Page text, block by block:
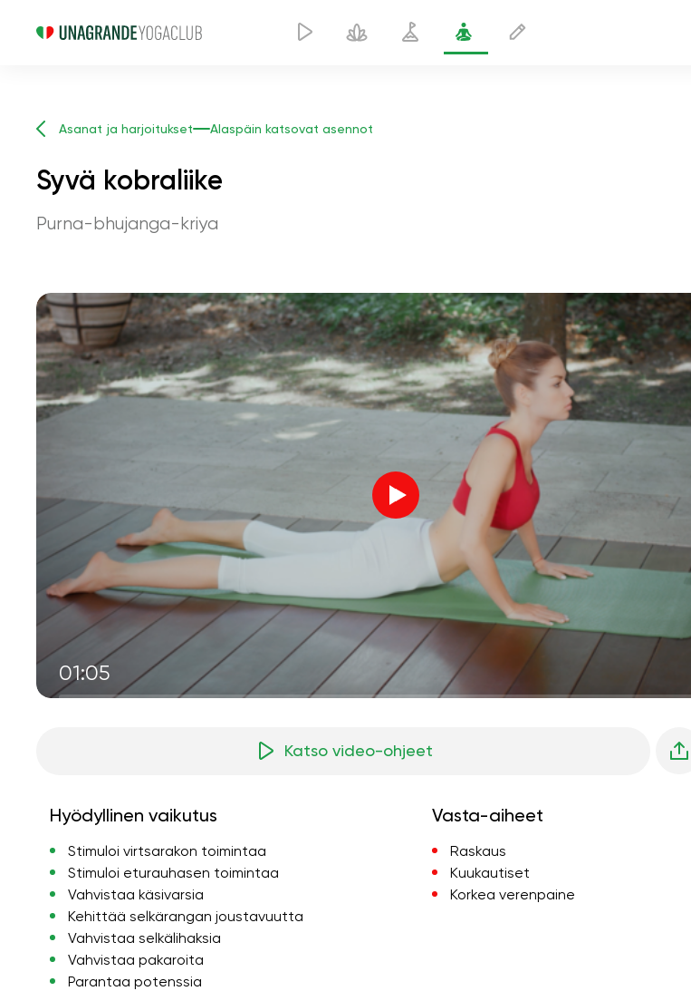
Asanat ja harjoitukset Alaspäin katsovat asennot
Syvä kobraliike
Purna-bhujanga-kriya
01:05
Ohjaajan ääni
sielun lento
sisäinen rauha
aamun unelmat
metsän viileys
kesäsade
vuoren hiljaisuus
merituuli
tuulen ääni
kevätmetsä
Katso video-ohjeet
Hyödyllinen vaikutus
Stimuloi virtsarakon toimintaa
Stimuloi eturauhasen toimintaa
Vahvistaa käsivarsia
Kehittää selkärangan joustavuutta
Vahvistaa selkälihaksia
Vahvistaa pakaroita
Parantaa potenssia
Vasta-aiheet
Raskaus
Kuukautiset
Korkea verenpaine